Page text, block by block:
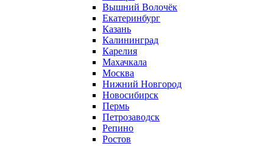
Вышний Волочёк
Екатеринбург
Казань
Калининград
Карелия
Махачкала
Москва
Нижний Новгород
Новосибирск
Пермь
Петрозаводск
Репино
Ростов